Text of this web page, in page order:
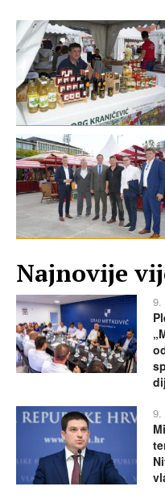
Najnovije
9.
9.